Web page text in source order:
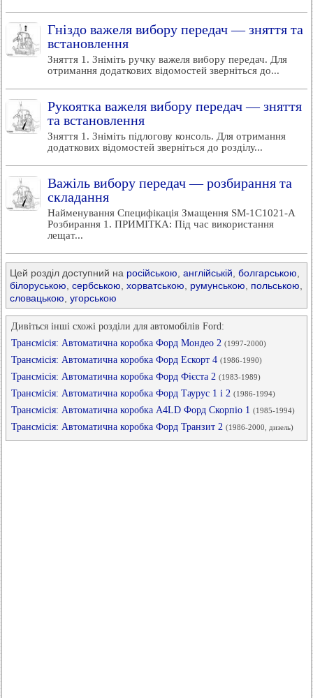
Гніздо важеля вибору передач — зняття та
встановлення
Зняття 1. Зніміть ручку важеля вибору передач. Для
отримання додаткових відомостей зверніться до...
Рукоятка важеля вибору передач — зняття
та встановлення
Зняття 1. Зніміть підлогову консоль. Для отримання
додаткових відомостей зверніться до розділу...
Важіль вибору передач — розбирання та
складання
Найменування Специфікація Змащення SM-1C1021-A
Розбирання 1. ПРИМІТКА: Під час використання
лещат...
Цей розділ доступний на російською англійській болгарською
білоруською сербською хорватською румунською польською
словацькою угорською
Дивіться інші схожі розділи для автомобілів Ford:
Трансмісія: Автоматична коробка Форд Мондео 2 (1997-2000)
Трансмісія: Автоматична коробка Форд Ескорт 4 (1986-1990)
Трансмісія: Автоматична коробка Форд Фієста 2 (1983-1989)
Трансмісія: Автоматична коробка Форд Таурус 1 і 2 (1986-1994)
Трансмісія: Автоматична коробка А4LD Форд Скорпіо 1 (1985-1994)
Трансмісія: Автоматична коробка Форд Транзит 2 (1986-2000, дизель)